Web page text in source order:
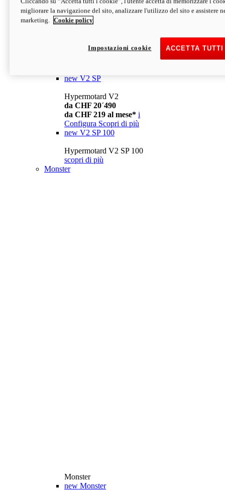
da CHF 13´990
Configura Scopri di più
newV2
da CHF 15´990
new V2 SP
Hypermotard V2
da CHF 20´490
da CHF 219 al mese* i
Configura Scopri di più
new V2 SP 100
Hypermotard V2 SP 100
scopri di più
Monster
Monster
new Monster
migliorare la navigazione del sito, analizzare l'utilizzo del sito e assistere
marketing.
Cookie policy
ACCETTA
Impostazioni cookie